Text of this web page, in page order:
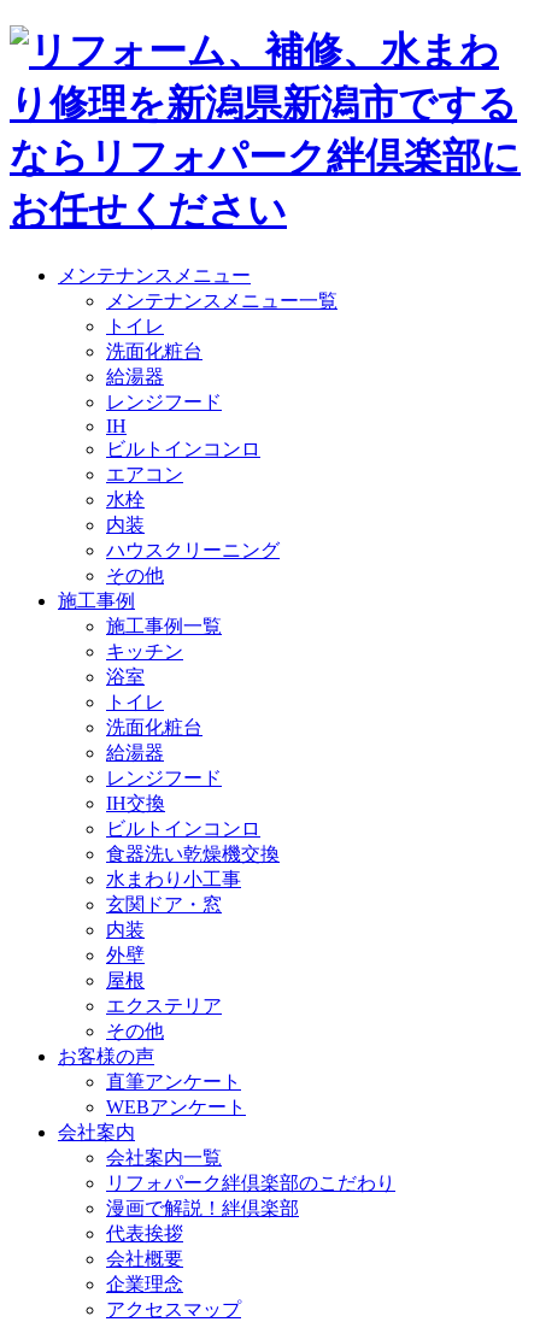
メンテナンスメニュー
メンテナンスメニュー一覧
トイレ
洗面化粧台
給湯器
レンジフード
IH
ビルトインコンロ
エアコン
水栓
内装
ハウスクリーニング
その他
施工事例
施工事例一覧
キッチン
浴室
トイレ
洗面化粧台
給湯器
レンジフード
IH交換
ビルトインコンロ
食器洗い乾燥機交換
水まわり小工事
玄関ドア・窓
内装
外壁
屋根
エクステリア
その他
お客様の声
直筆アンケート
WEBアンケート
会社案内
会社案内一覧
リフォパーク絆倶楽部のこだわり
漫画で解説！絆倶楽部
代表挨拶
会社概要
企業理念
アクセスマップ